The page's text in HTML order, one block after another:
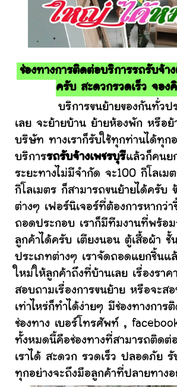
ช่องทางการติดต่อบริการรถรับจ้า
ครับ สะดวกรวดเร็ว จอง
บริการขนย้ายของกันทั่วประ
เลย จะย้ายบ้าน ย้ายห้องพัก หรือย้
บริษัท ทางเราก็รับใช้ทุกท่านได้ทุก
บริการรถรับจ้างเพชรบุรีแล้วก็คนย
ระยะทางไม่มีจำกัด จะ100 กิโลเม
กิโลเมตร ก็สามารถขนย้ายได้ครับ ข้
ต่างๆ เฟอร์นิเจอร์ที่ต้องการหากว่า
ถอดประกอบ เราก็มีทีมงานที่พร้อ
ลูกค้าได้ครับ เตียงนอน ตู้เสื้อผ้า ชั้
ประเภทต่างๆ เราจัดถอดแยกชิ้นแ
ใหม่ให้ลูกค้าถึงที่บ้านเลย เรื่องรา
สอบถามเรื่องการขนย้าย หรือจะส
เท่าไหร่ก็ทำได้ง่ายๆ มีช่องทางการ
ช่องทาง เบอร์โทรศัพท์ ,
ทั้งหมดนี้คือช่องทางที่สามารถติดต่
เราได้ สะดวก รวดเร็ว ปลอดภัย รั
ทุกอย่างจะถึงมือลูกค้าที่ปลายทาง